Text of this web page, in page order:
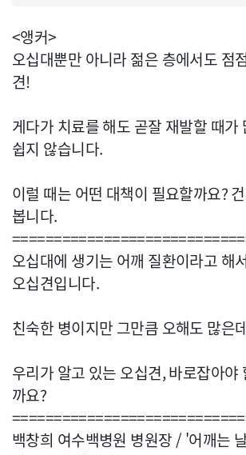
<앵커>
오십대뿐만 아니라 젊은 층에서도 점
견!
게다가 치료를 해도 곧잘 재발할 때가
쉽지 않습니다.
이럴 때는 어떤 대책이 필요할까요?
봅니다.
오십대에 생기는 어깨 질환이라고 해
오십견입니다.
친숙한 병이지만 그만큼 오해도 많은
우리가 알고 있는 오십견, 바로잡아야
까요?
백창희 여수백병원 병원장 / '어깨는